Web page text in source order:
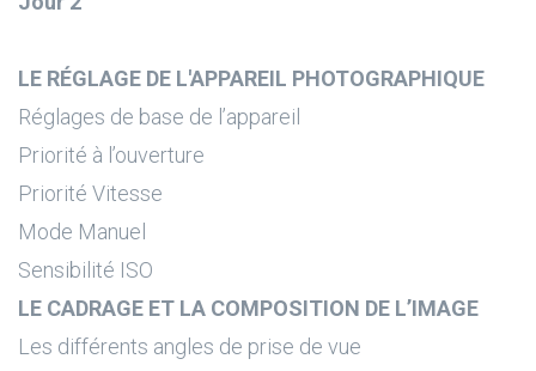
LE RÉGLAGE DE L'APPAREIL PHOTOGRAPHIQUE
Réglages de base de l’appareil
Priorité à l’ouverture
Priorité Vitesse
Mode Manuel
Sensibilité ISO
LE CADRAGE ET LA COMPOSITION DE L’IMAGE
Les différents angles de prise de vue